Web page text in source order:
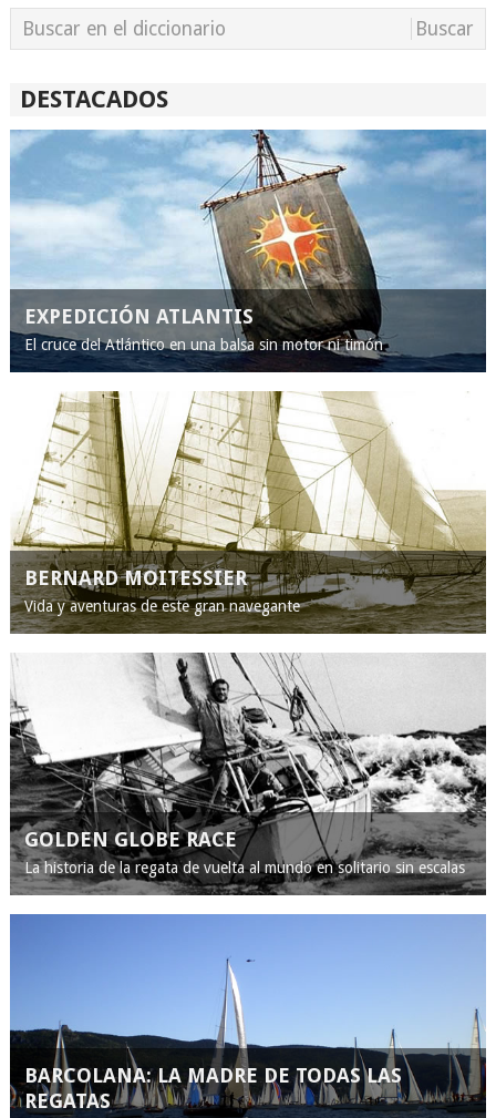
DESTACADOS
EXPEDICIÓN ATLANTIS
El cruce del Atlántico en una balsa sin motor ni timón
BERNARD MOITESSIER
Vida y aventuras de este gran navegante
GOLDEN GLOBE RACE
La historia de la regata de vuelta al mundo en solitario sin escalas
BARCOLANA: LA MADRE DE TODAS LAS
REGATAS